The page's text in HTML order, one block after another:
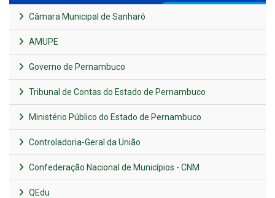
Câmara Municipal de Sanharó
AMUPE
Governo de Pernambuco
Tribunal de Contas do Estado de Pernambuco
Ministério Público do Estado de Pernambuco
Controladoria-Geral da União
Confederação Nacional de Municípios - CNM
QEdu